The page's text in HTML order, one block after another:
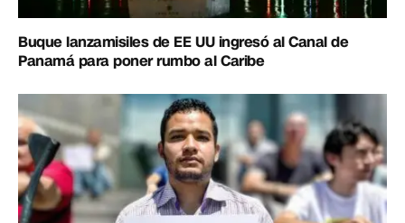
Buque lanzamisiles de EE UU ingresó al Canal de
Panamá para poner rumbo al Caribe